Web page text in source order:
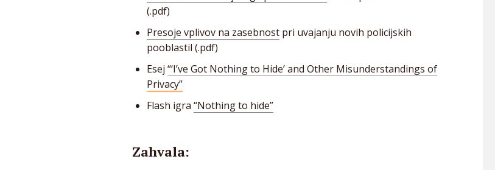
(.pdf)
Presoje vplivov na zasebnost pri uvajanju novih policijskih
pooblastil (.pdf)
Esej “‘I’ve Got Nothing to Hide’ and Other Misunderstandings of
Privacy”
Flash igra “Nothing to hide”
Zahvala: